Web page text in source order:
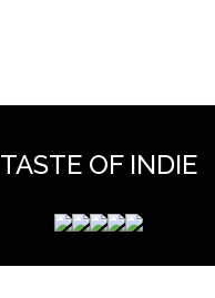
TASTE OF INDIE